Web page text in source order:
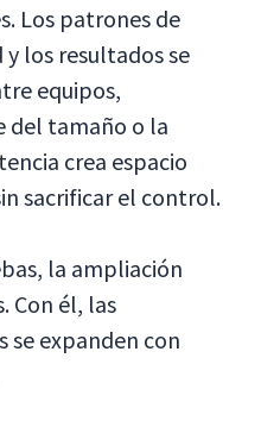
Los patrones de
los resultados se
equipos,
del tamaño o la
crea espacio
sacrificar el control.
la ampliación
Con él, las
se expanden con